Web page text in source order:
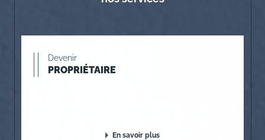
Devenir
PROPRIÉTAIRE
En savoir plus